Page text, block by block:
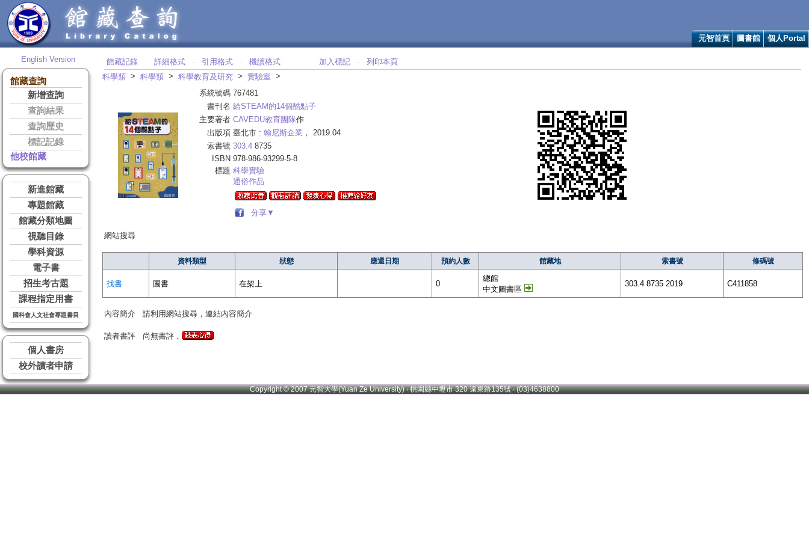
元智首頁 圖書館 個人Portal
English Version
館藏查詢
新增查詢
查詢結果
查詢歷史
標記記錄
他校館藏
新進館藏
專題館藏
館藏分類地圖
視聽目錄
學科資源
電子書
招生考古題
課程指定用書
國科會人文社會專題書目
個人書房
校外讀者申請
館藏記錄 ‧ 詳細格式 ‧ 引用格式 ‧ 機讀格式 加入標記 ‧
列印本頁
科學類 > 科學類 > 科學教育及研究 > 實驗室 >
系統號碼 767481
書刊名 給STEAM的14個酷點子
主要著者 CAVEDU教育團隊作
出版項 臺北市 : 翰尼斯企業 ， 2019.04
索書號 303.4 8735
ISBN 978-986-93299-5-8
標題 科學實驗
通俗作品
分享▼
網站搜尋
資料類型 狀態 應還日期 預約人數 館藏地 索書號 條碼號
找書 圖書 在架上 0
總館
中文圖書區
303.4 8735 2019 C411858
內容簡介 請利用網站搜尋，連結內容簡介
讀者書評 尚無書評，
Copyright © 2007 元智大學(Yuan Ze University) ‧ 桃園縣中壢市 320 遠東路135號 ‧ (03)4638800